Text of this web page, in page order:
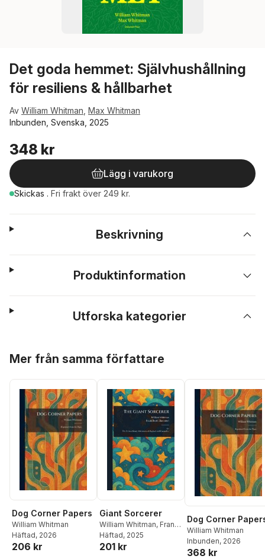
Det goda hemmet: Självhushållning
för resiliens & hållbarhet
Av William Whitman Max Whitman
Inbunden, Svenska, 2025
348 kr
Lägg i varukorg
Skickas . Fri frakt över 249 kr.
Beskrivning
Produktinformation
Utforska kategorier
Mer från samma författare
Dog Corner Papers
William Whitman
Häftad, 2026
206 kr
Giant Sorcerer
William Whitman, Frank
Boyd
Häftad, 2025
201 kr
Dog Corner
William Whitman
Inbunden, 2026
368 kr